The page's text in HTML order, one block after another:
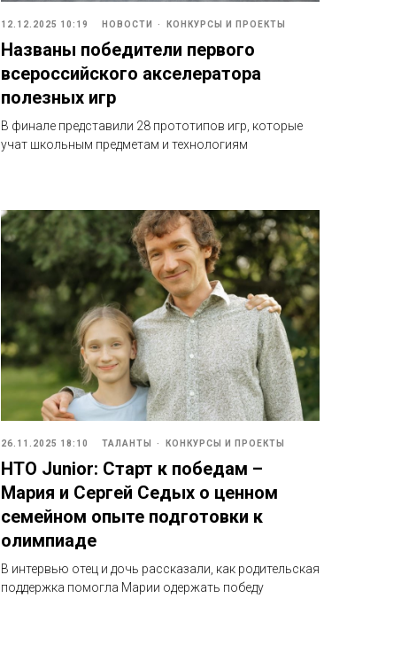
12.12.2025 10:19 НОВОСТИ КОНКУРСЫ И ПРОЕКТЫ
Названы победители первого
всероссийского акселератора
полезных игр
В финале представили 28 прототипов игр, которые
учат школьным предметам и технологиям
26.11.2025 18:10 ТАЛАНТЫ КОНКУРСЫ И ПРОЕКТЫ
НТО Junior: Старт к победам –
Мария и Сергей Седых о ценном
семейном опыте подготовки к
олимпиаде
В интервью отец и дочь рассказали, как родительская
поддержка помогла Марии одержать победу